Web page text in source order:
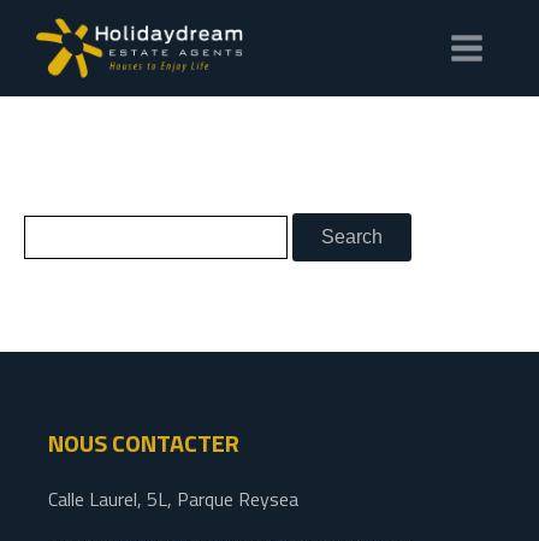
NOUS CONTACTER
Calle Laurel, 5L, Parque Reysea